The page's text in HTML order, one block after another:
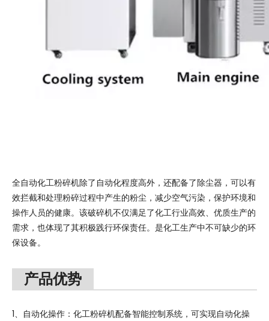
全自动化工粉碎机除了自动化程度高外，还配备了除尘器，可以有
效拦截和处理粉碎过程中产生的粉尘，减少空气污染，保护环境和
操作人员的健康。该破碎机不仅满足了化工行业高效、优质生产的
需求，也体现了其积极践行环保责任。是化工生产中不可缺少的环
保设备。
产品优势
1、自动化操作：化工粉碎机配备智能控制系统，可实现自动化操